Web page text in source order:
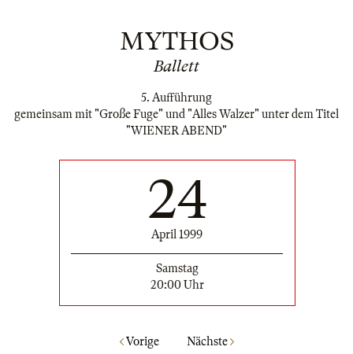
MYTHOS
Ballett
5. Aufführung
gemeinsam mit "Große Fuge" und "Alles Walzer" unter dem Titel
"WIENER ABEND"
24
April 1999
Samstag
20:00 Uhr
Vorige Nächste